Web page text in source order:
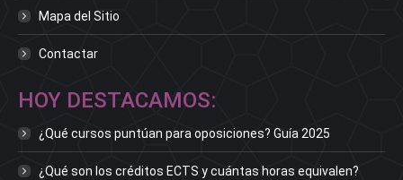
Mapa del Sitio
Contactar
HOY DESTACAMOS:
¿Qué cursos puntúan para oposiciones? Guía 2025
¿Qué son los créditos ECTS y cuántas horas equivalen?